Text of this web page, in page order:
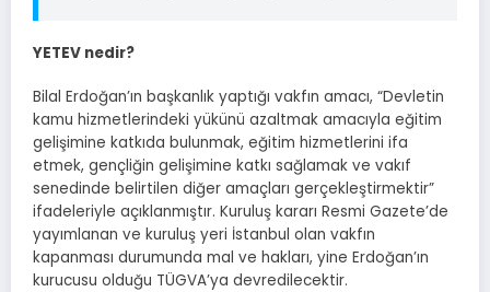
YETEV nedir?
Bilal Erdoğan’ın başkanlık yaptığı vakfın amacı, “Devletin
kamu hizmetlerindeki yükünü azaltmak amacıyla eğitim
gelişimine katkıda bulunmak, eğitim hizmetlerini ifa
etmek, gençliğin gelişimine katkı sağlamak ve vakıf
senedinde belirtilen diğer amaçları gerçekleştirmektir”
ifadeleriyle açıklanmıştır. Kuruluş kararı Resmi Gazete’de
yayımlanan ve kuruluş yeri İstanbul olan vakfın
kapanması durumunda mal ve hakları, yine Erdoğan’ın
kurucusu olduğu TÜGVA’ya devredilecektir.